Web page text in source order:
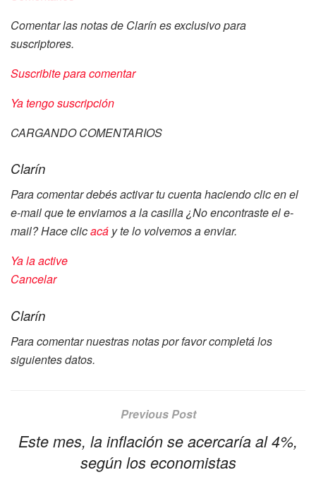
Comentar las notas de Clarín es exclusivo para
suscriptores.
Suscribite para comentar
Ya tengo suscripción
CARGANDO COMENTARIOS
Clarín
Para comentar debés activar tu cuenta haciendo clic en el
e-mail que te enviamos a la casilla¿No encontraste el e-
mail? Hace clicacá y te lo volvemos a enviar.
Ya la active
Cancelar
Clarín
Para comentar nuestras notas por favor completá los
siguientes datos.
Previous Post
Este mes, la inflación se acercaría al 4%,
según los economistas